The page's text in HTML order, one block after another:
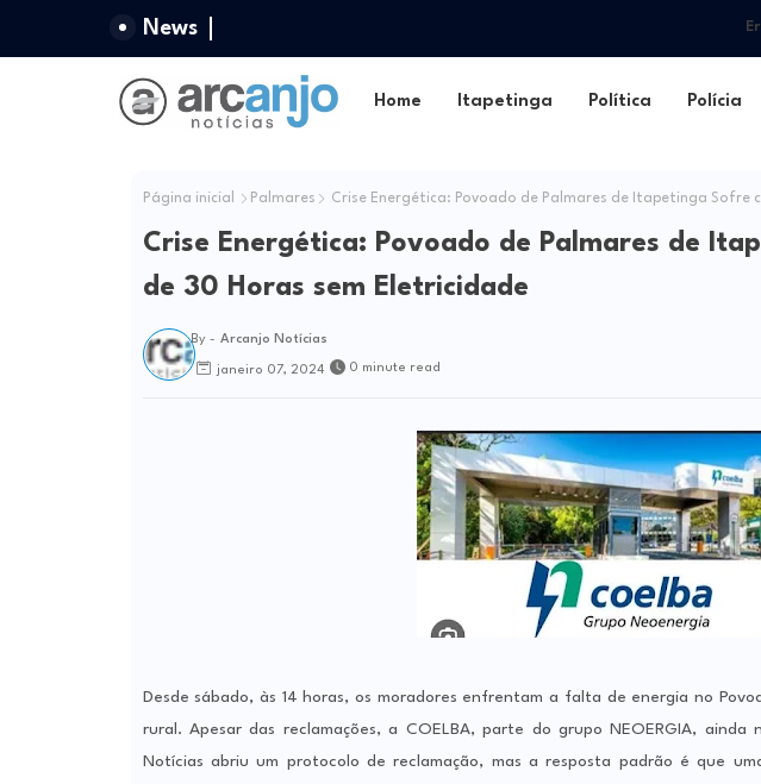
News
Home Itapetinga Política Polícia
Página inicial Palmares Crise Energética: Povoado de Palmares de Itapetinga Sofre
Crise Energética: Povoado de Palmares de
de 30 Horas sem Eletricidade
By - Arcanjo Notícias
janeiro 07, 2024 0 minute read
Desde sábado, às 14 horas, os moradores enfrentam a falta de energia no
rural. Apesar das reclamações, a COELBA, parte do grupo NEOERGIA,
Notícias abriu um protocolo de reclamação, mas a resposta padrão é que